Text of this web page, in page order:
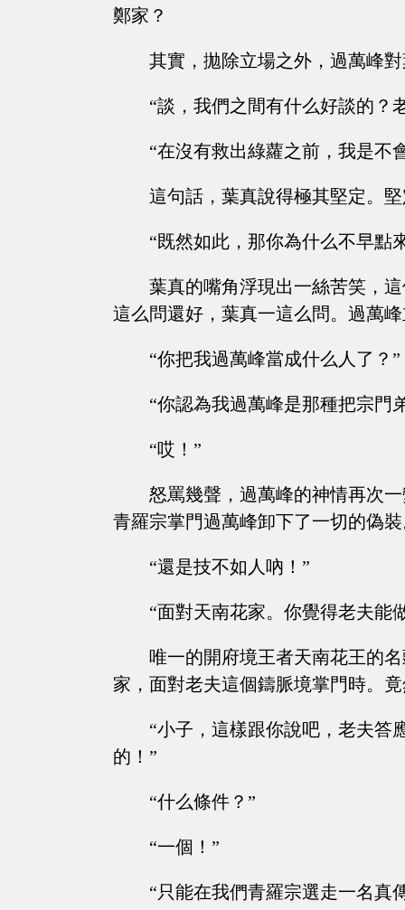
鄭家？
其實，拋除立場之外，過萬峰
“談，我們之間有什么好談的？
“在沒有救出綠蘿之前，我是不
這句話，葉真說得極其堅定。
“既然如此，那你為什么不早點
葉真的嘴角浮現出一絲苦笑，
這么問還好，葉真一這么問。過萬
“你把我過萬峰當成什么人了？”
“你認為我過萬峰是那種把宗門
“哎！”
怒罵幾聲，過萬峰的神情再次
青羅宗掌門過萬峰卸下了一切的偽
“還是技不如人吶！”
“面對天南花家。你覺得老夫能
唯一的開府境王者天南花王的
家，面對老夫這個鑄脈境掌門時。
“小子，這樣跟你說吧，老夫答
的！”
“什么條件？”
“一個！”
“只能在我們青羅宗選走一名真